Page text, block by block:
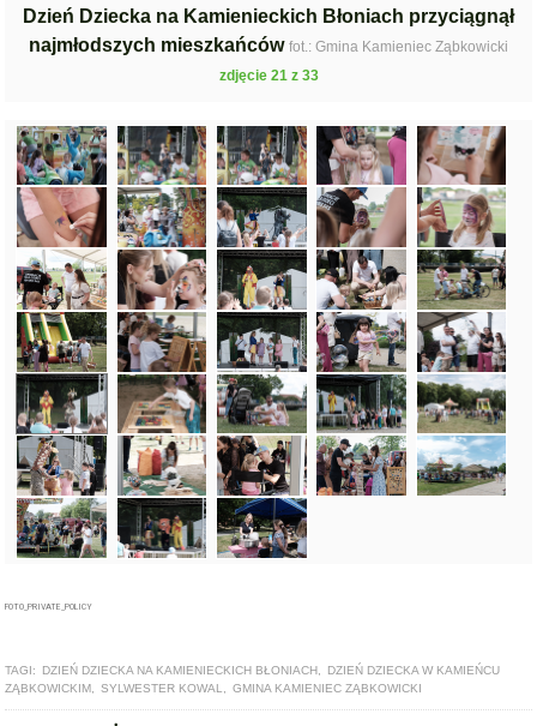
Dzień Dziecka na Kamienieckich Błoniach przyciągnął
najmłodszych mieszkańców fot.: Gmina Kamieniec Ząbkowicki
zdjęcie 21 z 33
FOTO_PRIVATE_POLICY
TAGI: DZIEŃ DZIECKA NA KAMIENIECKICH BŁONIACH
DZIEŃ DZIECKA W KAMIEŃCU
ZĄBKOWICKIM
SYLWESTER KOWAL GMINA KAMIENIEC ZĄBKOWICKI